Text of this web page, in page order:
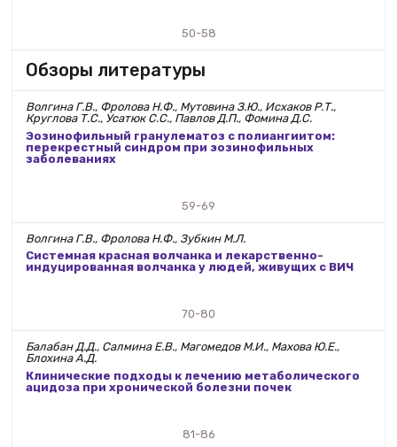
50-58
Обзоры литературы
Волгина Г.В., Фролова Н.Ф., Мутовина З.Ю., Исхаков Р.Т.,
Круглова Т.С., Усатюк С.С., Павлов Д.П., Фомина Д.С.
Эозинофильный гранулематоз с полиангиитом:
перекрестный синдром при эозинофильных
заболеваниях
59-69
Волгина Г.В., Фролова Н.Ф., Зубкин М.Л.
Системная красная волчанка и лекарственно-
индуцированная волчанка у людей, живущих с ВИЧ
70-80
Балабан Д.Д., Салмина Е.В., Магомедов М.И., Махова Ю.Е.,
Блохина А.Д.
Клинические подходы к лечению метаболического
ацидоза при хронической болезни почек
81-86